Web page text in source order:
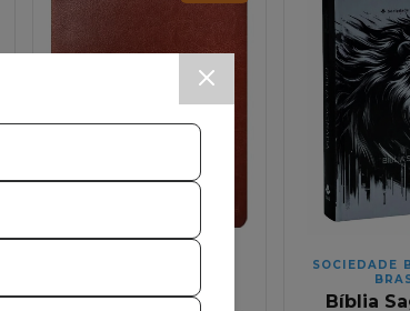
Bíblia Mulheres |
SOCIEDADE
Bíblia